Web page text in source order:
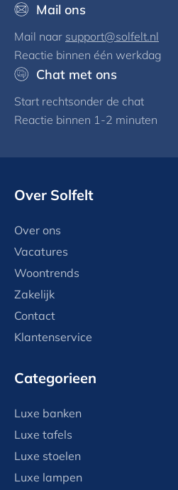
Mail ons
Mail naar support@solfelt.nl
Reactie binnen één werkdag
Chat met ons
Start rechtsonder de chat
Reactie binnen 1-2 minuten
Over Solfelt
Over ons
Vacatures
Woontrends
Zakelijk
Contact
Klantenservice
Categorieen
Luxe banken
Luxe tafels
Luxe stoelen
Luxe lampen